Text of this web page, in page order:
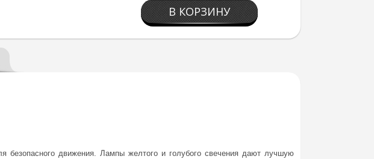
В КОРЗИНУ
безопасного движения. Лампы желтого и голубого свечения дают лучшую